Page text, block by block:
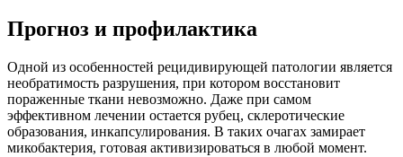
Прогноз и профилактика
Одной из особенностей рецидивирующей патологии является
необратимость разрушения, при котором восстановит
пораженные ткани невозможно. Даже при самом
эффективном лечении остается рубец, склеротические
образования, инкапсулирования. В таких очагах замирает
микобактерия, готовая активизироваться в любой момент.